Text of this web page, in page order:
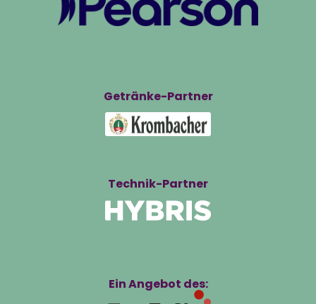
Getränke-Partner
Technik-Partner
Ein Angebot des: